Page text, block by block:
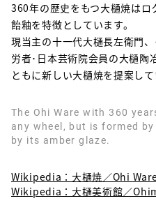
360年の歴史をもつ大樋焼はロ
飴釉を特徴としています。
現当主の十一代大樋長左衛門
労者･日本芸術院会員の大樋陶
ともに新しい大樋焼を提案して
The Ohi Ware with 360
any wheel, but is formed
by its amber glaze.
Wikipedia：大樋焼／Ohi
Wikipedia：大樋美術館／